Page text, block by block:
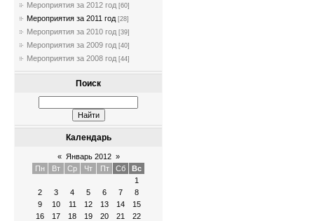
Мероприятия за 2012 год [60]
Мероприятия за 2011 год [28]
Мероприятия за 2010 год [39]
Мероприятия за 2009 год [40]
Мероприятия за 2008 год [44]
Поиск
Календарь
« Январь 2012 »
Пн
Вт Ср Чт Пт Сб
Вс
1
2
3 4 5 6 7
8
9
10 11 12 13 14
15
16
17 18 19 20 21
22